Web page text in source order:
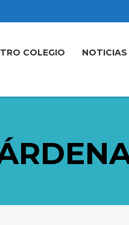
COLEGIO NOTICIAS